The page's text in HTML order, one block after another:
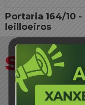
Portaria 164/10
leilloeiros